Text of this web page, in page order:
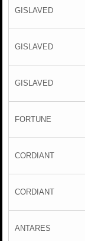
GISLAVED
GISLAVED
GISLAVED
FORTUNE
CORDIANT
CORDIANT
ANTARES